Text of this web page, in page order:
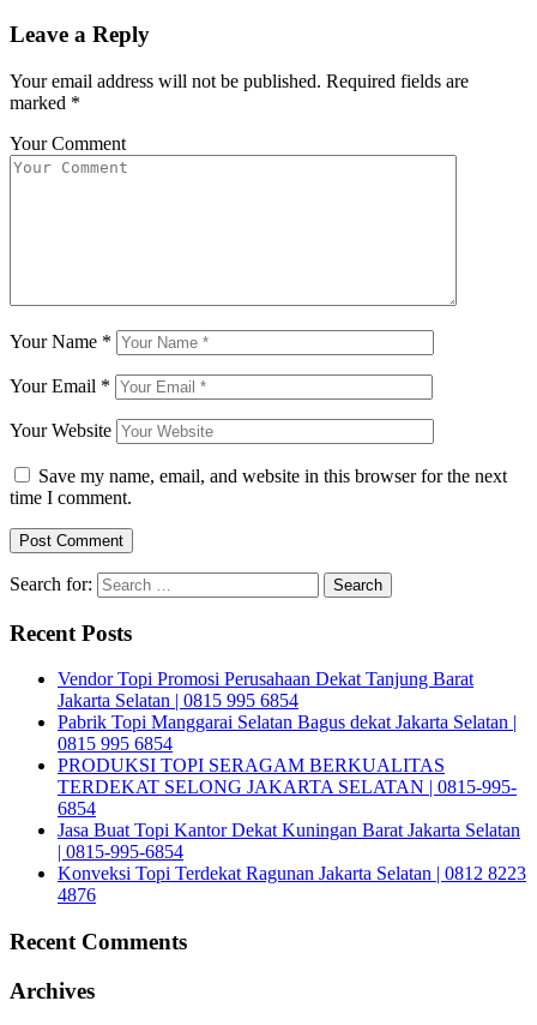
Leave a Reply
Your email address will not be published. Required fields are
marked *
Your Comment
Your Name *
Your Email *
Your Website
Save my name, email, and website in this browser for the next
time I comment.
Search for:
Recent Posts
Vendor Topi Promosi Perusahaan Dekat Tanjung Barat
Jakarta Selatan | 0815 995 6854
Pabrik Topi Manggarai Selatan Bagus dekat Jakarta Selatan |
0815 995 6854
PRODUKSI TOPI SERAGAM BERKUALITAS
TERDEKAT SELONG JAKARTA SELATAN | 0815-995-
6854
Jasa Buat Topi Kantor Dekat Kuningan Barat Jakarta Selatan
| 0815-995-6854
Konveksi Topi Terdekat Ragunan Jakarta Selatan | 0812 8223
4876
Recent Comments
Archives